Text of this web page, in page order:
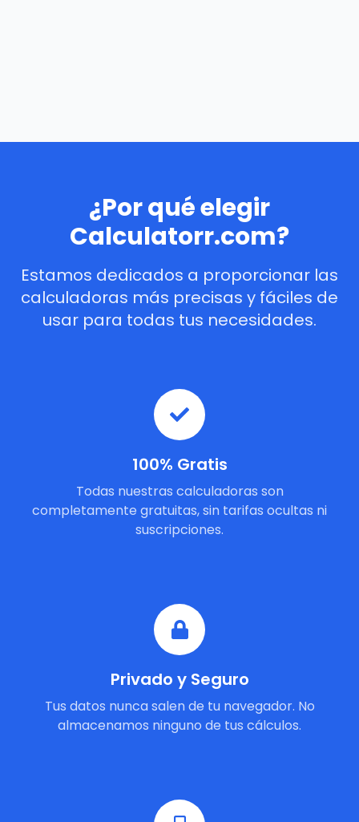
¿Por qué elegir
Calculatorr.com?
Estamos dedicados a proporcionar las
calculadoras más precisas y fáciles de
usar para todas tus necesidades.
100% Gratis
Todas nuestras calculadoras son
completamente gratuitas, sin tarifas ocultas ni
suscripciones.
Privado y Seguro
Tus datos nunca salen de tu navegador. No
almacenamos ninguno de tus cálculos.